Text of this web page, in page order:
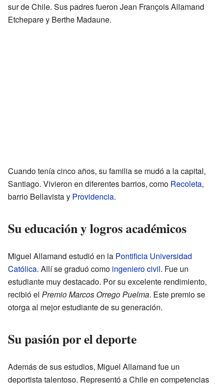
sur de Chile. Sus padres fueron Jean François Allamand
Etchepare y Berthe Madaune.
Cuando tenía cinco años, su familia se mudó a la capital,
Santiago. Vivieron en diferentes barrios, como Recoleta,
barrio Bellavista y Providencia.
Su educación y logros académicos
Miguel Allamand estudió en la Pontificia Universidad
Católica. Allí se graduó como ingeniero civil. Fue un
estudiante muy destacado. Por su excelente rendimiento,
recibió el Premio Marcos Orrego Puelma. Este premio se
otorga al mejor estudiante de su generación.
Su pasión por el deporte
Además de sus estudios, Miguel Allamand fue un
deportista talentoso. Representó a Chile en competencias